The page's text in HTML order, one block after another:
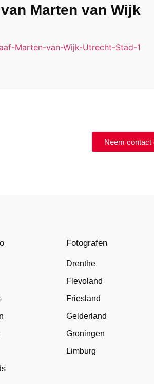
Marten van Wijk
Neem contact
Fotografen
Drenthe
Flevoland
Friesland
Gelderland
Groningen
Limburg